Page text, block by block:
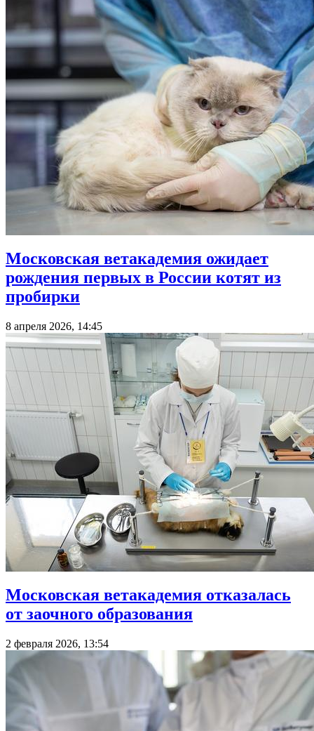
Московская ветакадемия ожидает
рождения первых в России котят из
пробирки
8 апреля 2026, 14:45
Московская ветакадемия отказалась
от заочного образования
2 февраля 2026, 13:54